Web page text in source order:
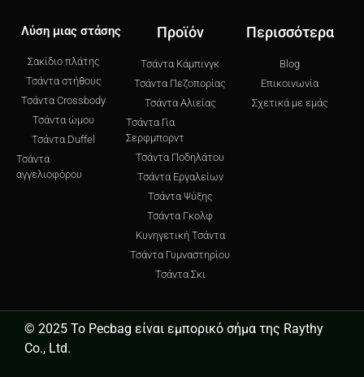
Λύση μιας στάσης
Σακίδιο πλάτης
Τσάντα στήθους
Τσάντα Crossbody
Τσάντα ώμου
Τσάντα Duffel
Τσάντα
αγγελιοφόρου
Προϊόν
Τσάντα Κάμπινγκ
Τσάντα Πεζοπορίας
Τσάντα Αλιείας
Τσάντα Για
Σερφμπορντ
Τσάντα Ποδηλάτου
Τσάντα Εργαλείων
Τσάντα Ψύξης
Τσάντα Γκολφ
Κυνηγετική Τσάντα
Τσάντα Γυμναστηρίου
Τσάντα Σκι
Περισσότερα
Blog
Επικοινωνία
Σχετικά με εμάς
© 2025 Το Pecbag είναι εμπορικό σήμα της Raythy
Co., Ltd.